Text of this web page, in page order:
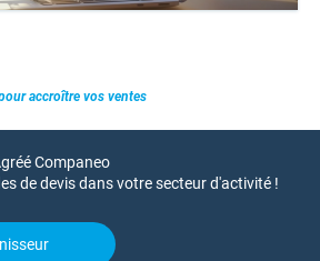
accroître vos ventes
Companeo
de devis dans votre secteur d'activité !